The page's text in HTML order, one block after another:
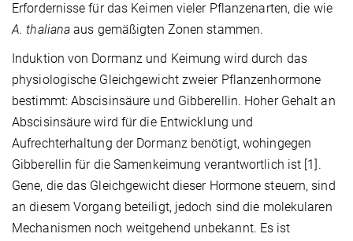
Erfordernisse für das Keimen vieler Pflanzenarten, die wie
A. thaliana aus gemäßigten Zonen stammen.
Induktion von Dormanz und Keimung wird durch das
physiologische Gleichgewicht zweier Pflanzenhormone
bestimmt: Abscisinsäure und Gibberellin. Hoher Gehalt an
Abscisinsäure wird für die Entwicklung und
Aufrechterhaltung der Dormanz benötigt, wohingegen
Gibberellin für die Samenkeimung verantwortlich ist [1].
Gene, die das Gleichgewicht dieser Hormone steuern, sind
an diesem Vorgang beteiligt, jedoch sind die molekularen
Mechanismen noch weitgehend unbekannt. Es ist